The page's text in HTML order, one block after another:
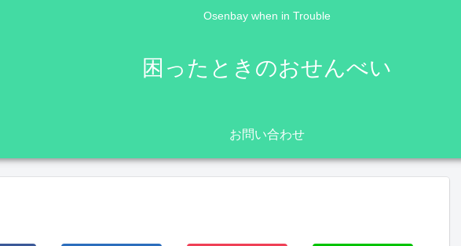
Osenbay when in Trouble
困ったときのおせんべい
お問い合わせ